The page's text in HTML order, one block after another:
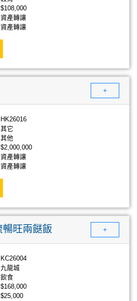
$108,000
資產轉讓
資產轉讓
+
HK26016
其它
其他
$2,000,000
資產轉讓
資產轉讓
暢旺兩餸飯 +
KC26004
九龍城
飲食
$168,000
$25,000